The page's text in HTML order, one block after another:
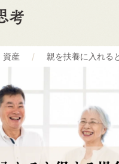
資産 親を扶養に入れる